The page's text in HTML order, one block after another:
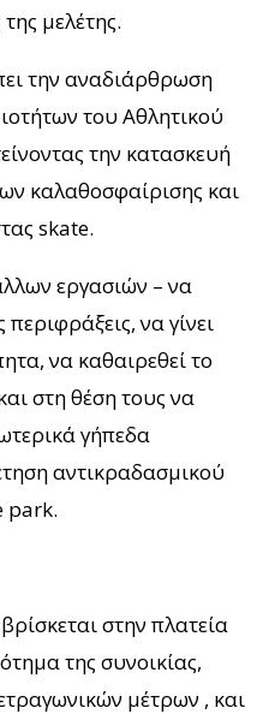
μελέτης.
την αναδιάρθρωση
του Αθλητικού
την κατασκευή
καλαθοσφαίρισης και
skate.
εργασιών – να
να γίνει
να καθαιρεθεί το
στη θέση τους να
γήπεδα
αντικραδασμικού
park.
στην πλατεία
της συνοικίας,
μέτρων , και